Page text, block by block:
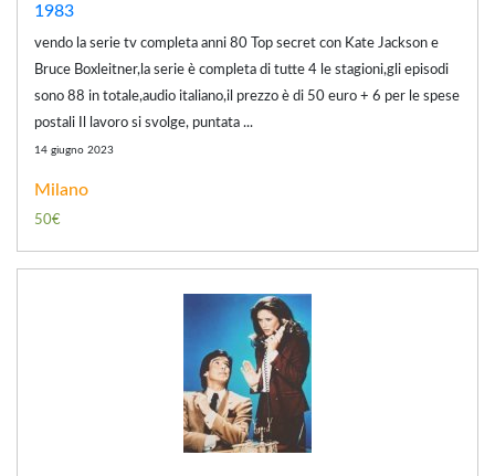
1983
vendo la serie tv completa anni 80 Top secret con Kate Jackson e
Bruce Boxleitner,la serie è completa di tutte 4 le stagioni,gli episodi
sono 88 in totale,audio italiano,il prezzo è di 50 euro + 6 per le spese
postali Il lavoro si svolge, puntata ...
14 giugno 2023
Milano
50€